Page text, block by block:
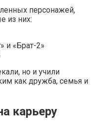
персонажей,
из них:
и «Брат-2»
но и учили
как дружба, семья и
карьеру